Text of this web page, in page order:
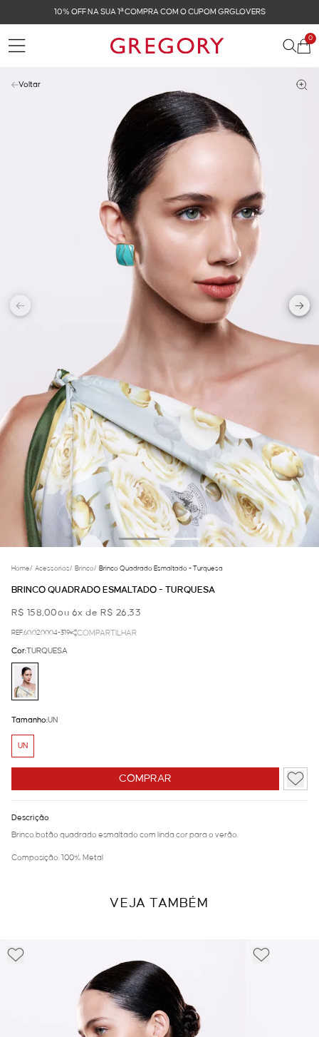
FRETE GRÁTIS NAS COMPRAS ACIMA
0
Voltar
Home/ Acessorios/ Brinco/ Brinco Quadrado Esmaltado - Turquesa
BRINCO QUADRADO ESMALTADO - TURQUESA
R$ 158,00ou 6x de R$ 26,33
REF.60.02.0004-319 COMPARTILHAR
COMPRAR
Cor:TURQUESA
Tamanho:UN
UN
Descrição
Brinco botão quadrado esmaltado com linda cor para o verão.
Composição: 100% Metal
VEJA TAMBÉM